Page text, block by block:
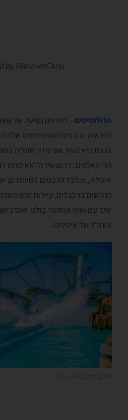
(Powered by DiscoverCars)
הדולומיטים – במרחק נסיעה של
נמצאים הרכסים המפורסמים של
ברכס היא העיר אורטיזיי, מעליה
הרי האלפים. דרום טירול הוא מחוז
איטליה, ומלבד הרכסים המיוחדים
הנגישים ברכבלים, עיירות אלפיניות
יותר עם אופי אוסטרי בולט,
(החו"ל של איטליה).